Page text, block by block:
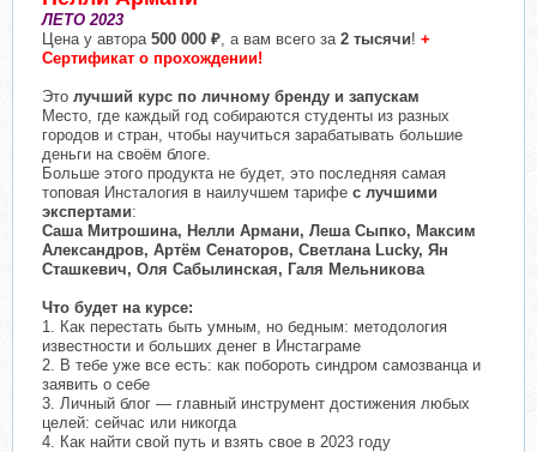
ЛЕТО 2023
Цена у автора 500 000 ₽ , а вам всего за 2 тысячи! +
Сертификат о прохождении!
Это лучший курс по личному бренду и запускам
Место, где каждый год собираются студенты из разных
городов и стран, чтобы научиться зарабатывать большие
деньги на своём блоге.
Больше этого продукта не будет, это последняя самая
топовая Инсталогия в наилучшем тарифе с лучшими
экспертами:
Саша Митрошина, Нелли Армани, Леша Сыпко, Максим
Александров, Артём Сенаторов, Светлана Lucky, Ян
Сташкевич, Оля Сабылинская, Галя Мельникова
Что будет на курсе:
1. Как перестать быть умным, но бедным: методология
известности и больших денег в Инстаграме
2. В тебе уже все есть: как побороть синдром самозванца и
заявить о себе
3. Личный блог — главный инструмент достижения любых
целей: сейчас или никогда
4. Как найти свой путь и взять свое в 2023 году